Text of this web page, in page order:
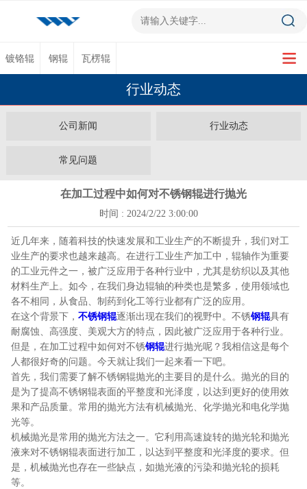
镀铬辊 钢辊 瓦楞辊
行业动态
公司新闻 行业动态
常见问题
在加工过程中如何对不锈钢辊进行抛光
时间 : 2024/2/22 3:00:00
近几年来，随着科技的快速发展和工业生产的不断提升，我们对工
业生产的要求也越来越高。在进行工业生产加工中，辊轴作为重要
的工业元件之一，被广泛应用于各种行业中，尤其是纺织以及其他
材料生产上。如今，在我们身边辊轴的种类也是繁多，使用领域也
各不相同，从食品、制药到化工等行业都有广泛的应用。
在这个背景下，不锈钢辊逐渐出现在我们的视野中。不锈钢辊具有
耐腐蚀、高强度、美观大方的特点，因此被广泛应用于各种行业。
但是，在加工过程中如何对不锈钢辊进行抛光呢？我相信这是每个
人都很好奇的问题。今天就让我们一起来看一下吧。
首先，我们需要了解不锈钢辊抛光的主要目的是什么。抛光的目的
是为了提高不锈钢辊表面的平整度和光泽度，以达到更好的使用效
果和产品质量。常用的抛光方法有机械抛光、化学抛光和电化学抛
光等。
机械抛光是常用的抛光方法之一。它利用高速旋转的抛光轮和抛光
液来对不锈钢辊表面进行加工，以达到平整度和光泽度的要求。但
是，机械抛光也存在一些缺点，如抛光液的污染和抛光轮的损耗
等。